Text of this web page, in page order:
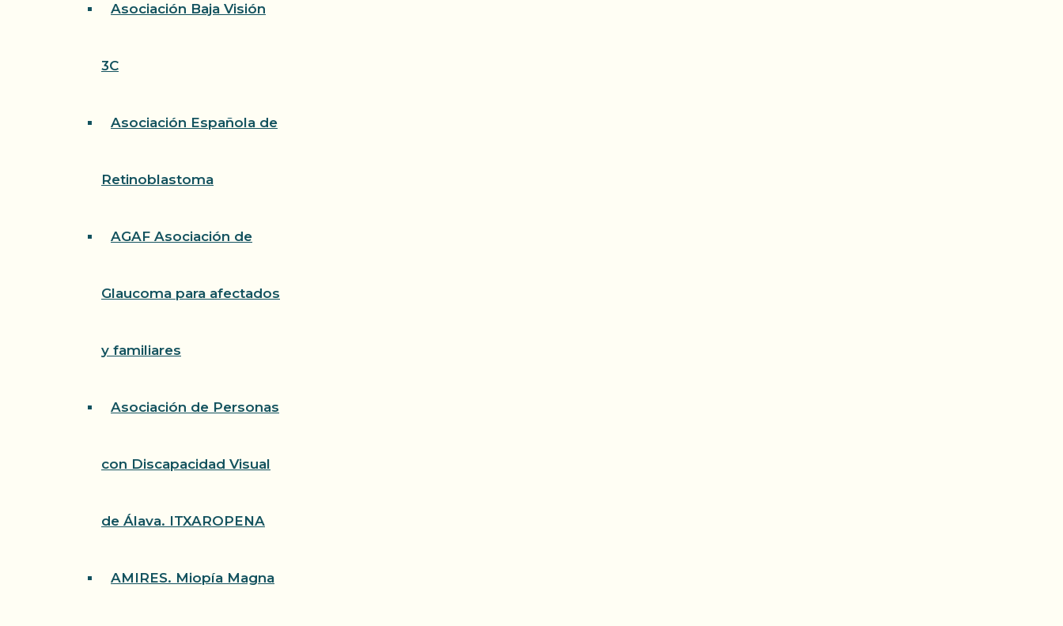
Asociación Baja Visión
3C
Asociación Española de
Retinoblastoma
AGAF Asociación de
Glaucoma para afectados
y familiares
Asociación de Personas
con Discapacidad Visual
de Álava. ITXAROPENA
AMIRES. Miopía Magna